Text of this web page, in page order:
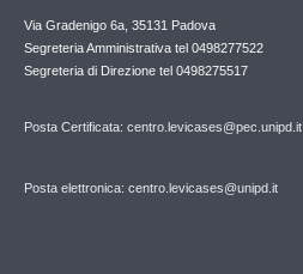
Via Gradenigo 6a, 35131 Padova
Segreteria Amministrativa tel 0498277522
Segreteria di Direzione tel 0498275517
Posta Certificata: centro.levicases@pec.unipd.it
Posta elettronica: centro.levicases@unipd.it